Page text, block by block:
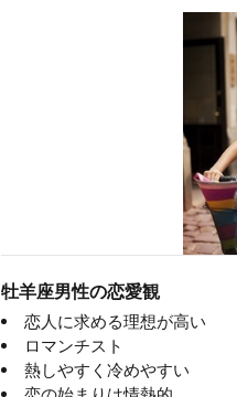
牡羊座男性の恋愛観
恋人に求める理想が高い
ロマンチスト
熱しやすく冷めやすい